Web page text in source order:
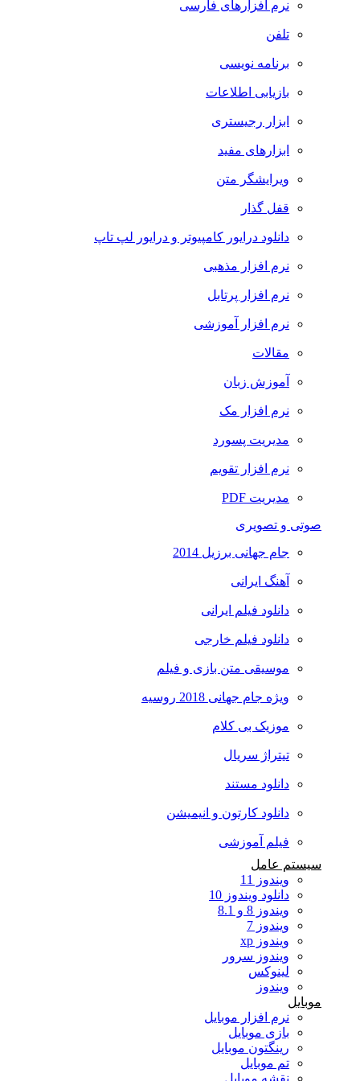
نرم افزارهای فارسی
تلفن
برنامه نویسی
بازیابی اطلاعات
ابزار رجیستری
ابزارهای مفید
ویرایشگر متن
قفل گذار
دانلود درایور کامپیوتر و درایور لپ تاپ
نرم افزار مذهبی
نرم افزار پرتابل
نرم افزار آموزشی
مقالات
آموزش زبان
نرم افزار مک
مدیریت پسورد
نرم افزار تقویم
مدیریت PDF
صوتی و تصویری
جام جهانی برزیل 2014
آهنگ ایرانی
دانلود فیلم ایرانی
دانلود فیلم خارجی
موسیقی متن بازی و فیلم
ویژه جام جهانی 2018 روسیه
موزیک بی کلام
تیتراژ سریال
دانلود مستند
دانلود کارتون و انیمیشن
فیلم آموزشی
سیستم عامل
ویندوز 11
دانلود ویندوز 10
ویندوز 8 و 8.1
ویندوز 7
ویندوز xp
ویندوز سرور
لینوکس
ویندوز
موبایل
نرم افزار موبایل
بازی موبایل
رینگتون موبایل
تم موبایل
نقشه موبایل